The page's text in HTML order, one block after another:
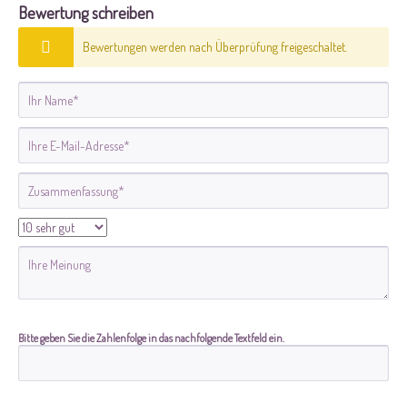
Bewertung schreiben
Bewertungen werden nach Überprüfung freigeschaltet.
Bitte geben Sie die Zahlenfolge in das nachfolgende Textfeld ein.